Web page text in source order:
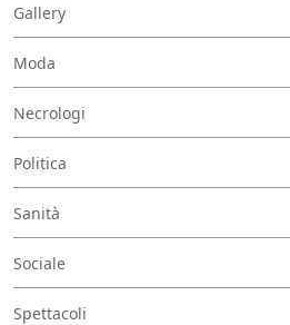
Gallery
Moda
Necrologi
Politica
Sanità
Sociale
Spettacoli